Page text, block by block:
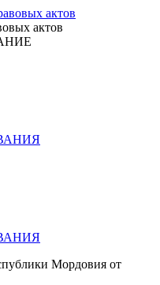
актов
Мордовия от